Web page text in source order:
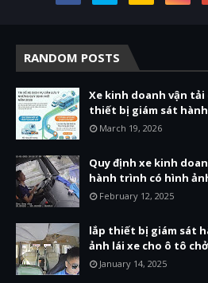
RANDOM POSTS
Xe kinh doanh vận tải
thiết bị giám sát
March 19, 2026
Quy định xe kinh
hành trình có hình
February 12, 2025
lắp thiết bị giám sát
ảnh lái xe cho ô tô
January 14, 2025